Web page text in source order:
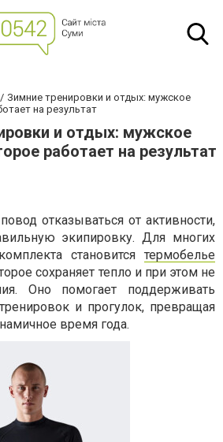
Зимние тренировки и отдых: мужское
на результат
и отдых: мужское
работает на результат
отказываться от активности,
экипировку. Для многих
становится термобелье
сохраняет тепло и при этом не
Оно помогает поддерживать
и прогулок, превращая
время года.